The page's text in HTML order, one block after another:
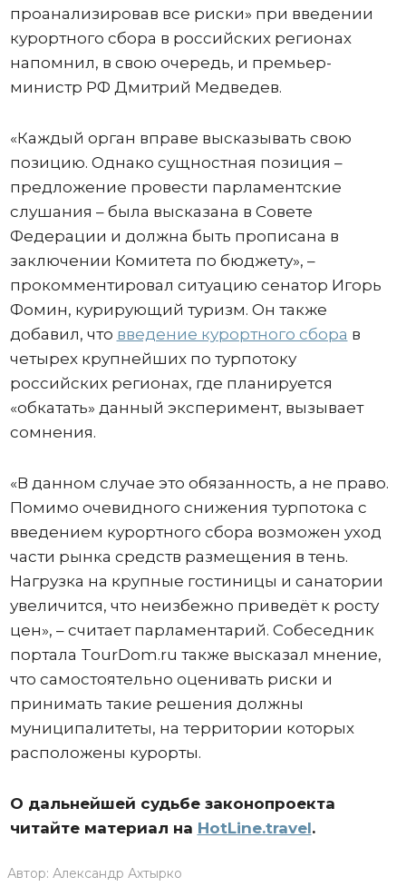
проанализировав все риски» при введении
курортного сбора в российских регионах
напомнил, в свою очередь, и премьер-
министр РФ Дмитрий Медведев.
«Каждый орган вправе высказывать свою
позицию. Однако сущностная позиция –
предложение провести парламентские
слушания – была высказана в Совете
Федерации и должна быть прописана в
заключении Комитета по бюджету», –
прокомментировал ситуацию сенатор Игорь
Фомин, курирующий туризм. Он также
добавил, что введение курортного сбора в
четырех крупнейших по турпотоку
российских регионах, где планируется
«обкатать» данный эксперимент, вызывает
сомнения.
«В данном случае это обязанность, а не право.
Помимо очевидного снижения турпотока с
введением курортного сбора возможен уход
части рынка средств размещения в тень.
Нагрузка на крупные гостиницы и санатории
увеличится, что неизбежно приведёт к росту
цен», – считает парламентарий. Собеседник
портала TourDom.ru также высказал мнение,
что самостоятельно оценивать риски и
принимать такие решения должны
муниципалитеты, на территории которых
расположены курорты.
О дальнейшей судьбе законопроекта
читайте материал на HotLine.travel.
Автор: Александр Ахтырко